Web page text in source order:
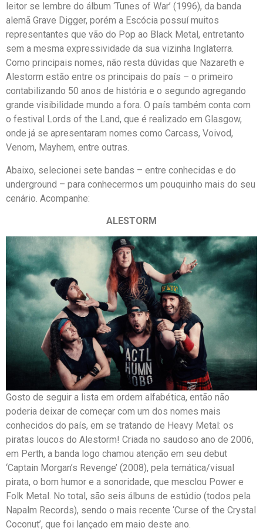
leitor se lembre do álbum ‘Tunes of War’ (1996), da banda
alemã Grave Digger, porém a Escócia possuí muitos
representantes que vão do Pop ao Black Metal, entretanto
sem a mesma expressividade da sua vizinha Inglaterra.
Como principais nomes, não resta dúvidas que Nazareth e
Alestorm estão entre os principais do país – o primeiro
contabilizando 50 anos de história e o segundo agregando
grande visibilidade mundo a fora. O país também conta com
o festival Lords of the Land, que é realizado em Glasgow,
onde já se apresentaram nomes como Carcass, Voivod,
Venom, Mayhem, entre outras.
Abaixo, selecionei sete bandas – entre conhecidas e do
underground – para conhecermos um pouquinho mais do seu
cenário. Acompanhe:
ALESTORM
Gosto de seguir a lista em ordem alfabética, então não
poderia deixar de começar com um dos nomes mais
conhecidos do país, em se tratando de Heavy Metal: os
piratas loucos do Alestorm! Criada no saudoso ano de 2006,
em Perth, a banda logo chamou atenção em seu debut
‘Captain Morgan’s Revenge’ (2008), pela temática/visual
pirata, o bom humor e a sonoridade, que mesclou Power e
Folk Metal. No total, são seis álbuns de estúdio (todos pela
Napalm Records), sendo o mais recente ‘Curse of the Crystal
Coconut’, que foi lançado em maio deste ano.